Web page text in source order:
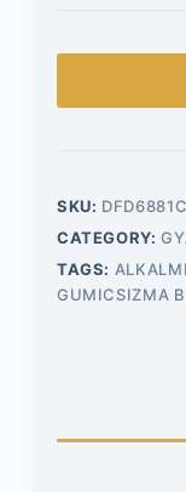
SKU:
CATEGORY:
TAGS:
GUMICSIZMA